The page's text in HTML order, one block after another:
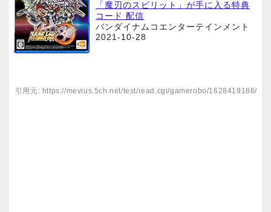
「魔刃のスピリット」が手に入る特典
コード 配信
バンダイナムコエンターテインメント
2021-10-28
引用元: https://mevius.5ch.net/test/read.cgi/gamerobo/1628419186/